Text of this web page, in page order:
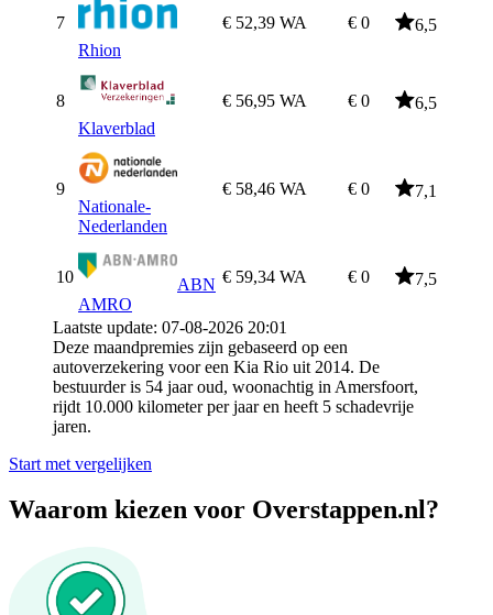
7
Rhion
€ 52,39 WA € 0 6,5
8
Klaverblad
€ 56,95 WA € 0 6,5
9
Nationale-
Nederlanden
€ 58,46 WA € 0 7,1
10
ABN
AMRO
€ 59,34 WA € 0 7,5
Laatste update: 07-08-2026 20:01
Deze maandpremies zijn gebaseerd op een
autoverzekering voor een Kia Rio uit 2014. De
bestuurder is 54 jaar oud, woonachtig in Amersfoort,
rijdt 10.000 kilometer per jaar en heeft 5 schadevrije
jaren.
Start met vergelijken
Waarom kiezen voor Overstappen.nl?